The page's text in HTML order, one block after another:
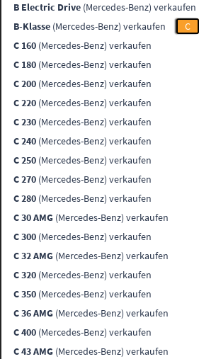
B Electric Drive (Mercedes-Benz) verkaufen
B-Klasse (Mercedes-Benz) verkaufen
C
C 160 (Mercedes-Benz) verkaufen
C 180 (Mercedes-Benz) verkaufen
C 200 (Mercedes-Benz) verkaufen
C 220 (Mercedes-Benz) verkaufen
C 230 (Mercedes-Benz) verkaufen
C 240 (Mercedes-Benz) verkaufen
C 250 (Mercedes-Benz) verkaufen
C 270 (Mercedes-Benz) verkaufen
C 280 (Mercedes-Benz) verkaufen
C 30 AMG (Mercedes-Benz) verkaufen
C 300 (Mercedes-Benz) verkaufen
C 32 AMG (Mercedes-Benz) verkaufen
C 320 (Mercedes-Benz) verkaufen
C 350 (Mercedes-Benz) verkaufen
C 36 AMG (Mercedes-Benz) verkaufen
C 400 (Mercedes-Benz) verkaufen
C 43 AMG (Mercedes-Benz) verkaufen